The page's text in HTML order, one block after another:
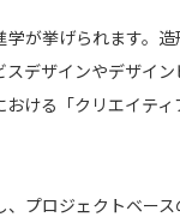
が挙げられます。
デザインやデザイ
ける「クリエイテ
プロジェクトベー